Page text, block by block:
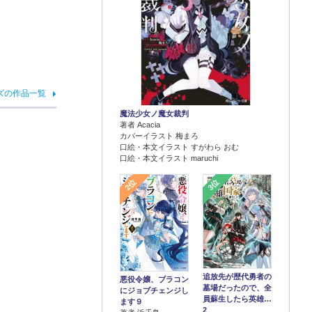
の作品一覧
魔法少女ノ魔女裁判
著者 Acacia
カバーイラスト 梅まろ
口絵・本文イラスト すがわら おむ
口絵・本文イラスト maruchi
2位
悪役令嬢、ブラコン
にジョブチェンジし
ます９
3位
追放先が歴代勇者の
墓場だったので、全
員蘇生したら英雄…
2